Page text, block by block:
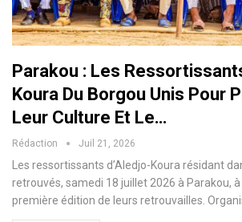
Parakou : Les
Koura Du Borgou Unis Pour
Leur Culture Et Le…
Rédaction Juil 21, 2026
Les ressortissants d’Aledjo-Koura résidant
retrouvés, samedi 18 juillet 2026 à Parakou,
première édition de leurs retrouvailles.